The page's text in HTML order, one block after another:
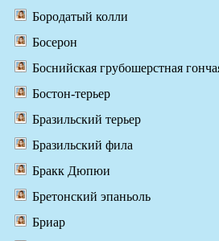
Бородатый колли
Босерон
Боснийская грубошерстная
Бостон-терьер
Бразильский терьер
Бразильский фила
Бракк Дюпюи
Бретонский эпаньоль
Бриар